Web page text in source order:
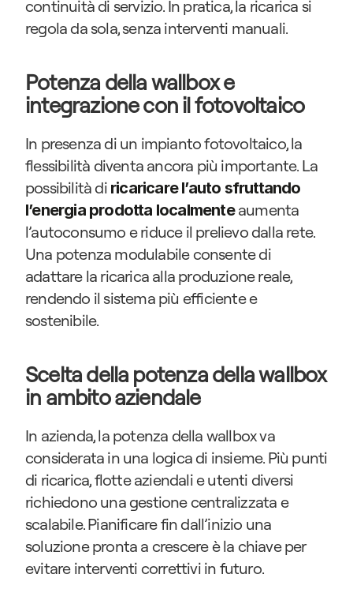
continuità di servizio. In pratica, la ricarica si
regola da sola, senza interventi manuali.
Potenza della wallbox e
integrazione con il fotovoltaico
In presenza di un impianto fotovoltaico, la
flessibilità diventa ancora più importante. La
possibilità di ricaricare l’auto sfruttando
l’energia prodotta localmente aumenta
l’autoconsumo e riduce il prelievo dalla rete.
Una potenza modulabile consente di
adattare la ricarica alla produzione reale,
rendendo il sistema più efficiente e
sostenibile.
Scelta della potenza della wallbox
in ambito aziendale
In azienda, la potenza della wallbox va
considerata in una logica di insieme. Più punti
di ricarica, flotte aziendali e utenti diversi
richiedono una gestione centralizzata e
scalabile. Pianificare fin dall’inizio una
soluzione pronta a crescere è la chiave per
evitare interventi correttivi in futuro.